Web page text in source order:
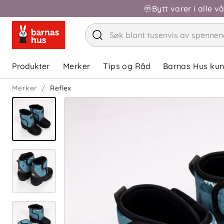
Bytt varer i alle
Produkter Merker Tips og Råd Barnas Hus
Merker Reflex